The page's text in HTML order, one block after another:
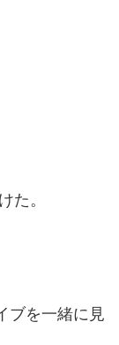
た。
ブを一緒に見